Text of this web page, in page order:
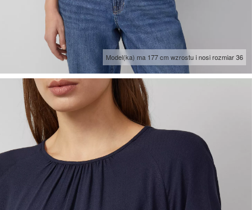
Model(ka) ma 177 cm wzrostu i nosi rozmiar 36